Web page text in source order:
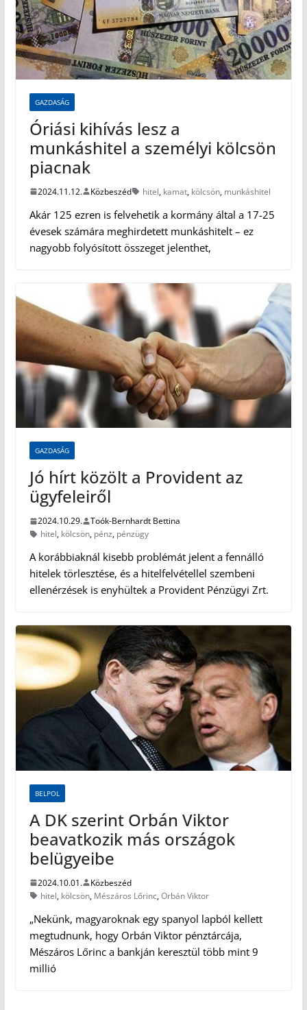
GAZDASÁG
Óriási kihívás lesz a
munkáshitel a személyi kölcsön
piacnak
2024.11.12. Közbeszéd hitel, kamat, kölcsön, munkáshitel
Akár 125 ezren is felvehetik a kormány által a 17-25
évesek számára meghirdetett munkáshitelt – ez
nagyobb folyósított összeget jelenthet,
GAZDASÁG
Jó hírt közölt a Provident az
ügyfeleiről
2024.10.29.
Toók-Bernhardt Bettina
hitel, kölcsön, pénz, pénzügy
A korábbiaknál kisebb problémát jelent a fennálló
hitelek törlesztése, és a hitelfelvétellel szembeni
ellenérzések is enyhültek a Provident Pénzügyi Zrt.
BELPOL
A DK szerint Orbán Viktor
beavatkozik más országok
belügyeibe
2024.10.01.
Közbeszéd
hitel, kölcsön, Mészáros Lőrinc,Orbán Viktor
„Nekünk, magyaroknak egy spanyol lapból kellett
megtudnunk, hogy Orbán Viktor pénztárcája,
Mészáros Lőrinc a bankján keresztül több mint 9
millió